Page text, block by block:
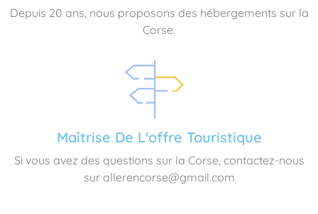
Depuis 20 ans, nous proposons des hébergements sur la
Corse.
Maîtrise De L'offre Touristique
Si vous avez des questions sur la Corse, contactez-nous
sur allerencorse@gmail.com